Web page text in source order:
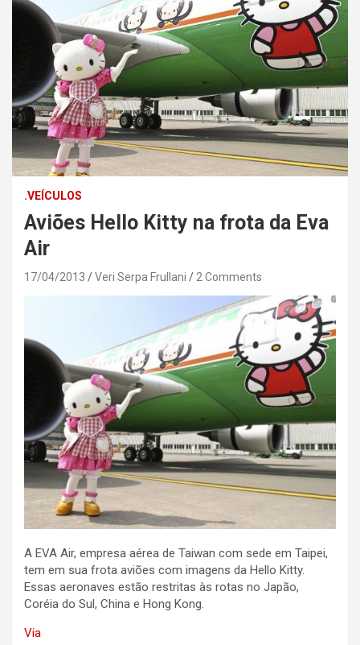
.VEÍCULOS
Aviões Hello Kitty na frota da Eva
Air
17/04/2013 Veri Serpa Frullani 2 Comments
A EVA Air, empresa aérea de Taiwan com sede em Taipei,
tem em sua frota aviões com imagens da Hello Kitty.
Essas aeronaves estão restritas às rotas no Japão,
Coréia do Sul, China e Hong Kong.
Via